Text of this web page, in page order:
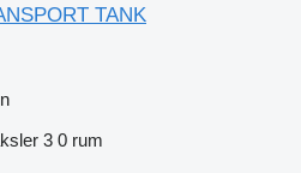
TANK
3 0 rum